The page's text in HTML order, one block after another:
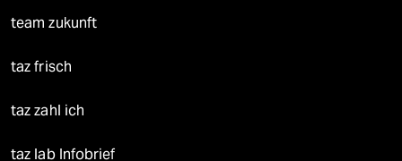
team zukunft
taz frisch
taz zahl ich
taz lab Infobrief